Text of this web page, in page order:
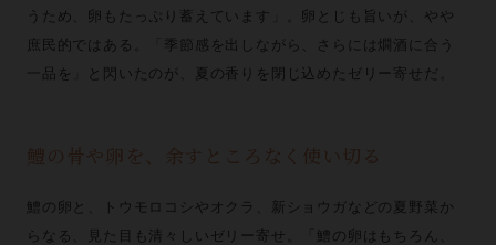
うため、卵もたっぷり蓄えています」。卵とじも旨いが、やや
庶民的ではある。「季節感を出しながら、さらには燗酒に合う
一品を」と閃いたのが、夏の香りを閉じ込めたゼリー寄せだ。
鱧の骨や卵を、余すところなく使い切る
鱧の卵と、トウモロコシやオクラ、新ショウガなどの夏野菜か
らなる、見た目も清々しいゼリー寄せ。「鱧の卵はもちろん、